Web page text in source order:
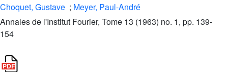
Choquet, Gustave ; Meyer, Paul-André
Annales de l'Institut Fourier, Tome 13 (1963) no. 1, pp. 139-
154